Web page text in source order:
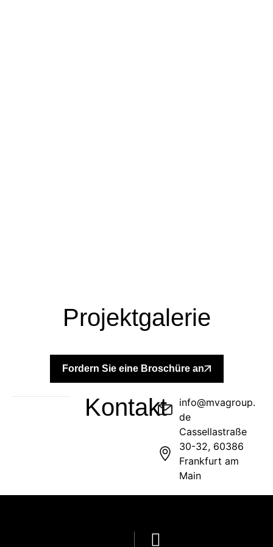
Projektgalerie
+
+
Fordern Sie eine Broschüre an
Kontakt
info@mvagroup.
de
Cassellastraße
30-32, 60386
Frankfurt am
Main